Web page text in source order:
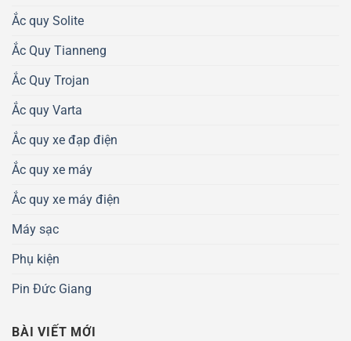
Ắc quy Solite
Ắc Quy Tianneng
Ắc Quy Trojan
Ắc quy Varta
Ắc quy xe đạp điện
Ắc quy xe máy
Ắc quy xe máy điện
Máy sạc
Phụ kiện
Pin Đức Giang
BÀI VIẾT MỚI